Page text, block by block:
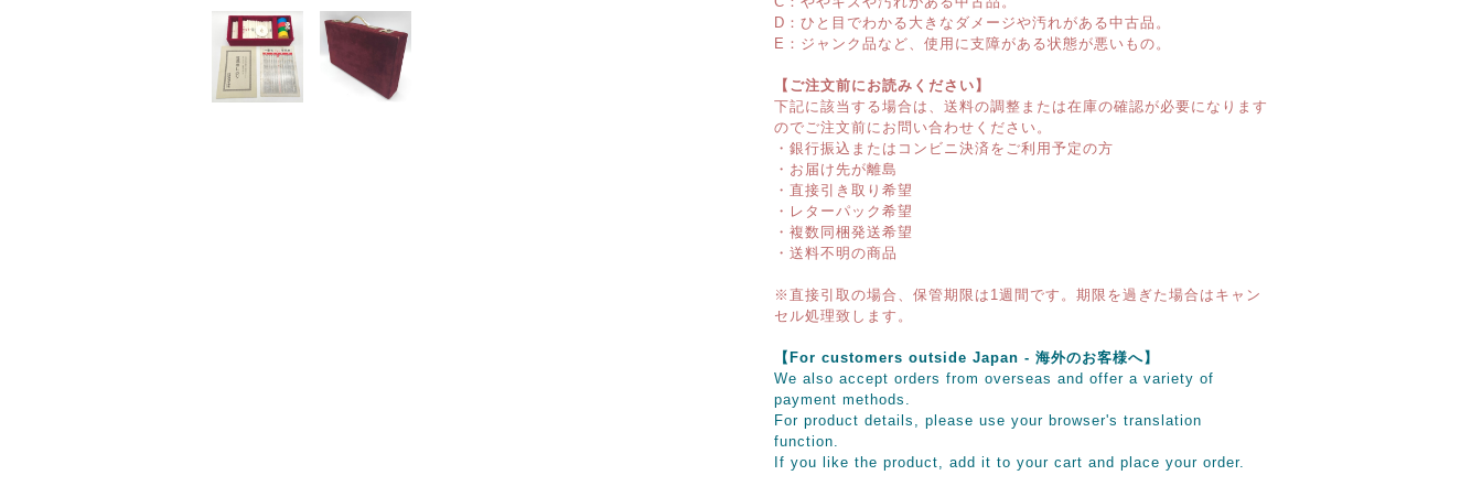
D：ひと目でわかる大きなダメージや汚れがある中古品。
E：ジャンク品など、使用に支障がある状態が悪いもの。
【ご注文前にお読みください】
下記に該当する場合は、送料の調整または在庫の確認が必要になります
のでご注文前にお問い合わせください。
・銀行振込またはコンビニ決済をご利用予定の方
・お届け先が離島
・直接引き取り希望
・レターパック希望
・複数同梱発送希望
・送料不明の商品
※直接引取の場合、保管期限は1週間です。期限を過ぎた場合はキャン
セル処理致します。
【For customers outside Japan - 海外のお客様へ】
We also accept orders from overseas and offer a variety of
payment methods.
For product details, please use your browser's translation
function.
If you like the product, add it to your cart and place your order.